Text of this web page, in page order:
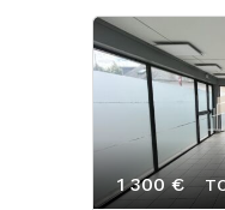
1 300 €